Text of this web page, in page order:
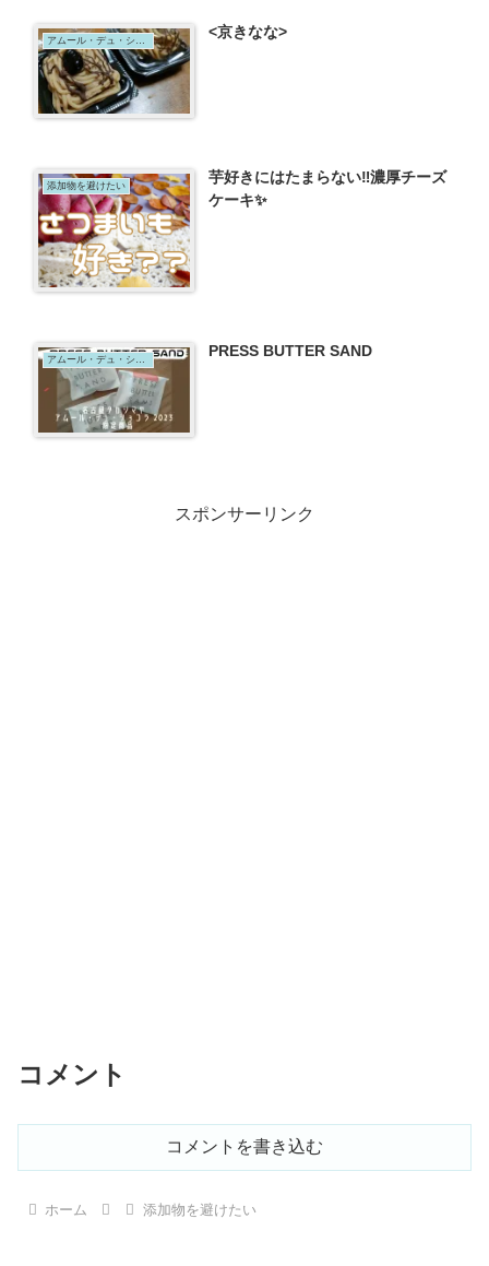
<京きなな>
添加物を避けたい
芋好きにはたまらない‼濃厚チーズ
ケーキ✨
PRESS BUTTER SAND
スポンサーリンク
コメント
コメントを書き込む
ホーム 添加物を避けたい